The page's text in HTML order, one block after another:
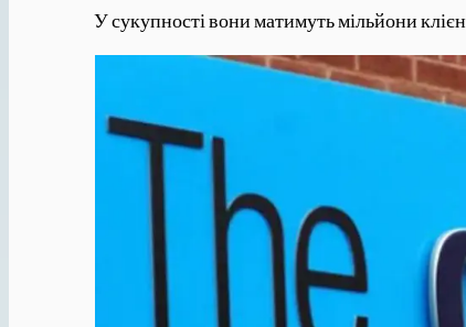
У сукупності вони матимуть мільйони